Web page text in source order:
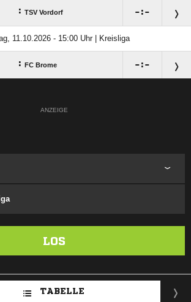
: TSV Vordorf :
11.10.2026 - 15:00 Uhr | Kreisliga
: FC Brome :
ANZEIGE
LOS
TABELLE